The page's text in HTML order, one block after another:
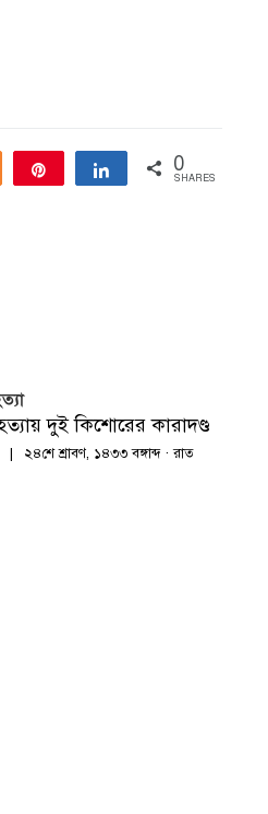
Share Share 0
SHARES
দুই কিশোরের কারাদণ্ড
২৪শে শ্রাবণ, ১৪৩৩ বঙ্গাব্দ · রাত